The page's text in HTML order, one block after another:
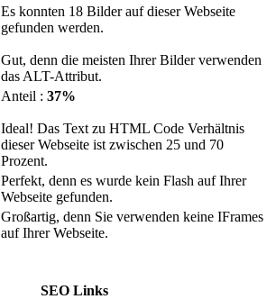
Es konnten 18 Bilder auf dieser Webseite
gefunden werden.
Gut, denn die meisten Ihrer Bilder verwenden
das ALT-Attribut.
Anteil : 37%
Ideal! Das Text zu HTML Code Verhältnis
dieser Webseite ist zwischen 25 und 70
Prozent.
Perfekt, denn es wurde kein Flash auf Ihrer
Webseite gefunden.
Großartig, denn Sie verwenden keine IFrames
auf Ihrer Webseite.
SEO Links